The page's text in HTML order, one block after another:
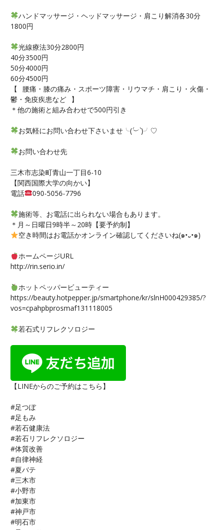
ハンドマッサージ・ヘッドマッサージ・肩こり解消各30分
1800円
光線療法30分2800円
40分3500円
50分4000円
60分4500円
【⠀腰痛・膝の痛み・スポーツ障害・リウマチ・肩こり・火傷・
鬱・免疫疾患など⠀】
＊他の施術と組み合わせで500円引き
お気軽にお問い合わせ下さいませ╰(´︶`)╯♡
お問い合わせ先
三木市志染町青山一丁目6-10
【関西国際大学の向かい】
電話
090-5056-7796
施術等、お電話に出られない場合もあります。
＊月～日曜日9時半～20時【要予約制】
空き時間はお電話かオンライン確認してくださいね(๑•᎑•๑)
ホームページURL
http://rin.serio.in/
ホットペッパービューティー
https://beauty.hotpepper.jp/smartphone/kr/slnH000429385/?
vos=cpahpbprosmaf131118005
若石式リフレクソロジー
【LINEからのご予約はこちら】
#足つぼ
#足もみ
#若石健康法
#若石リフレクソロジー
#体質改善
#自律神経
#夏バテ
#三木市
#小野市
#加東市
#神戸市
#明石市